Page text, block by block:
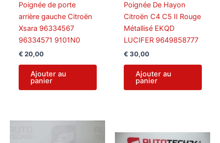
Poignée de porte
arrière gauche Citroën
Xsara 96334567
96334571 9101N0
€ 20,00
Ajouter au
panier
Poignée De Hayon
Citroën C4 C5 II Rouge
Métallisé EKQD
LUCIFER 9649858777
€ 30,00
Ajouter au
panier